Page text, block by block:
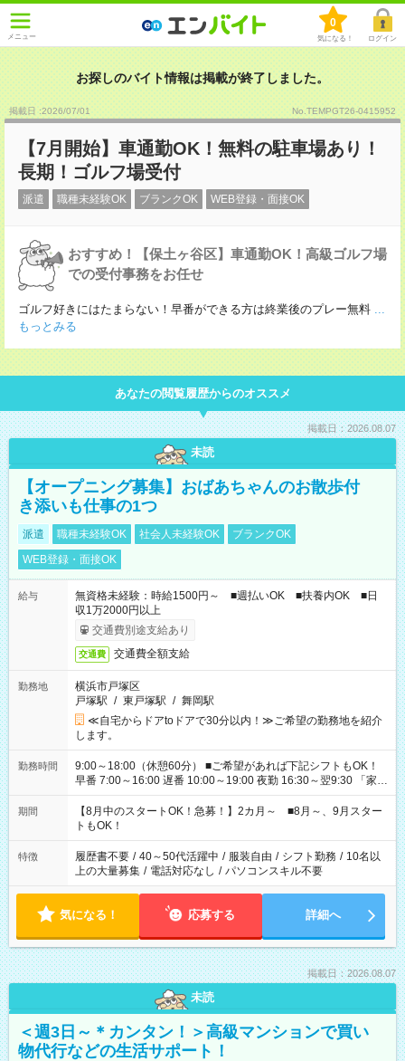
メニュー
0
気になる！ ログイン
お探しのバイト情報は掲載が終了しました。
掲載日 :2026/07/01 No.TEMPGT26-0415952
【7月開始】車通勤OK！無料の駐車場あり！
長期！ゴルフ場受付
派遣 職種未経験OK ブランクOK WEB登録・面接OK
おすすめ！【保土ヶ谷区】車通勤OK！高級ゴルフ場
での受付事務をお任せ
ゴルフ好きにはたまらない！早番ができる方は終業後のプレー無料 ...
もっとみる
あなたの閲覧履歴からのオススメ
掲載日：2026.08.07
未読
【オープニング募集】おばあちゃんのお散歩付
き添いも仕事の1つ
派遣 職種未経験OK 社会人未経験OK
ブランクOK
WEB登録・面接OK
給与
無資格未経験：時給1500円～ ■週払いOK ■扶養内OK ■日
収1万2000円以上
交通費別途支給あり
交通費 交通費全額支給
勤務地
横浜市戸塚区
戸塚駅 / 東戸塚駅 / 舞岡駅
≪自宅からドアtoドアで30分以内！≫ご希望の勤務地を紹介
します。
勤務時間
9:00～18:00（休憩60分） ■ご希望があれば下記シフトもOK！
早番 7:00～16:00 遅番 10:00～19:00 夜勤 16:30～翌9:30 「家族
と休みを合わせたい」 「余裕を持って夕飯の準備がしたい」
「できれば残業はしたくない」 など、ご希望を教えてください
ね。 ※Wワーク希望の方へ 今ご覧のお仕事で希望する勤務時間
と、もう1つのお仕事の勤務時間。 合計で週40時間を超える場
合は応募できません。
期間
【8月中のスタートOK！急募！】2カ月～ ■8月～、9月スター
トもOK！
特徴 履歴書不要 / 40～50代活躍中 / 服装自由 / シフト勤務 / 10名以
上の大量募集 / 電話対応なし / パソコンスキル不要
気になる！ 応募する 詳細へ
掲載日：2026.08.07
未読
＜週3日～＊カンタン！＞高級マンションで買い
物代行などの生活サポート！